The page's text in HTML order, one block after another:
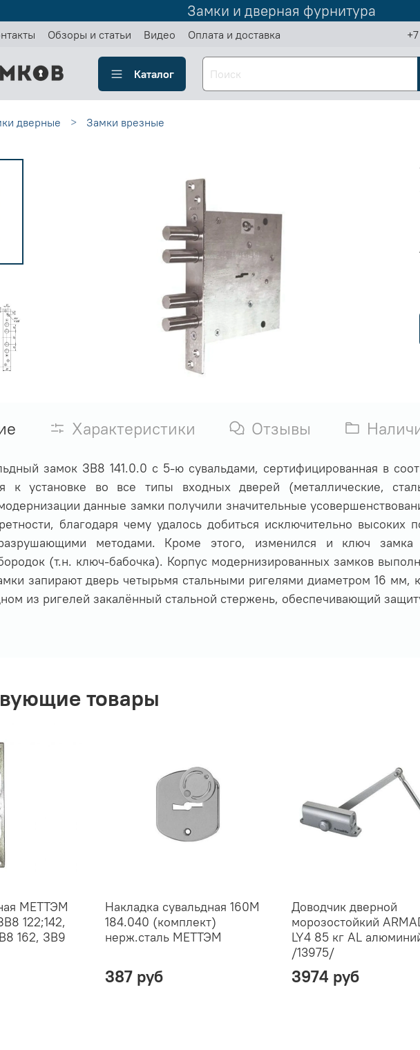
Замки и дверная фурнитура
Обзоры и статьи Видео Оплата и доставка
Каталог
дверные Замки врезные
Характеристики Отзывы
замок ЗВ8 141.0.0 с 5-ю сувальдами, сертифицированная в
к установке во все типы входных дверей (металлические,
данные замки получили значительные
благодаря чему удалось добиться исключительно высоких
методами. Кроме этого, изменился и ключ
(т.н. ключ-бабочка). Корпус модернизированных замков
запирают дверь четырьмя стальными ригелями диаметром 16 мм,
из ригелей закалённый стальной стержень, обеспечивающий
товары
МЕТТЭМ
122;142,
162, ЗВ9
Накладка сувальдная 160М
184.040 (комплект)
нерж.сталь МЕТТЭМ
387 руб
Доводчик дверной
морозостойкий
LY4 85 кг AL
/13975/
3974 руб